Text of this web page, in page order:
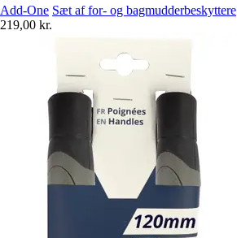
Add-One Sæt af for- og bagmudderbeskyttere
219,00 kr.